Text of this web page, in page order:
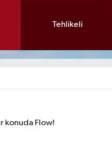
Tehlikeli
konuda Flow!